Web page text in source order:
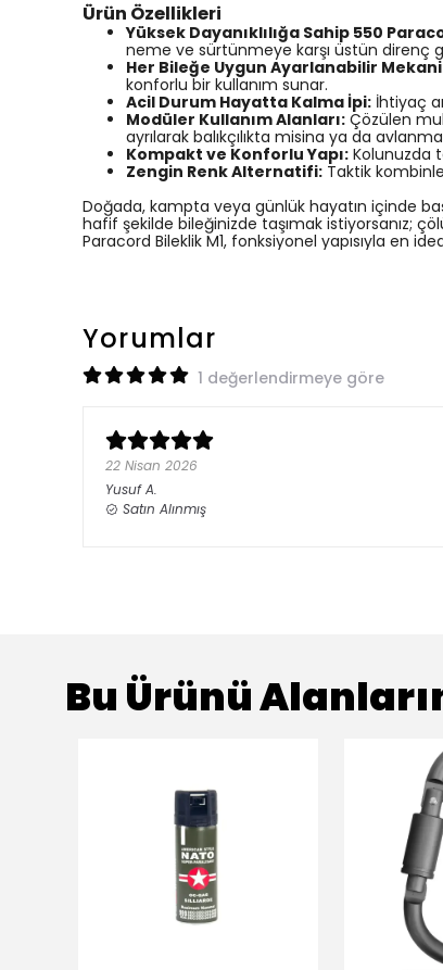
Ürün Özellikleri
Yüksek Dayanıklılığa Sahip 550
neme ve sürtünmeye karşı üstün direnç
Her Bileğe Uygun Ayarlanabilir
konforlu bir kullanım sunar.
Acil Durum Hayatta Kalma İpi: İhtiyaç
Modüler Kullanım Alanları: Çözülen
ayrılarak balıkçılıkta misina ya da
Kompakt ve Konforlu Yapı: Kolunuzda
Zengin Renk Alternatifi: Taktik
Doğada, kampta veya günlük hayatın içinde
hafif şekilde bileğinizde taşımak istiyorsanız;
Paracord Bileklik M1, fonksiyonel yapısıyla en
Yorumlar
1 değerlendirmeye göre
22 Nisan 2026
Yusuf A.
Satın Alınmış
Bu Ürünü